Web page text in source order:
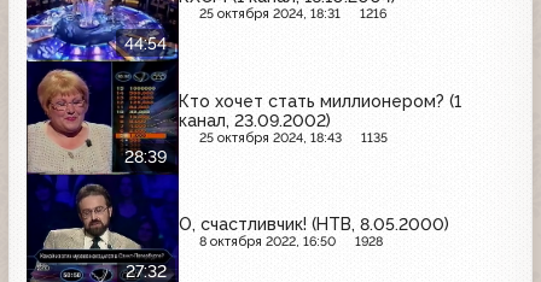
44:54
25 октября 2024, 18:31 1216
28:39
Кто хочет стать миллионером? (1
канал, 23.09.2002)
25 октября 2024, 18:43 1135
27:32
О, счастливчик! (НТВ, 8.05.2000)
8 октября 2022, 16:50 1928